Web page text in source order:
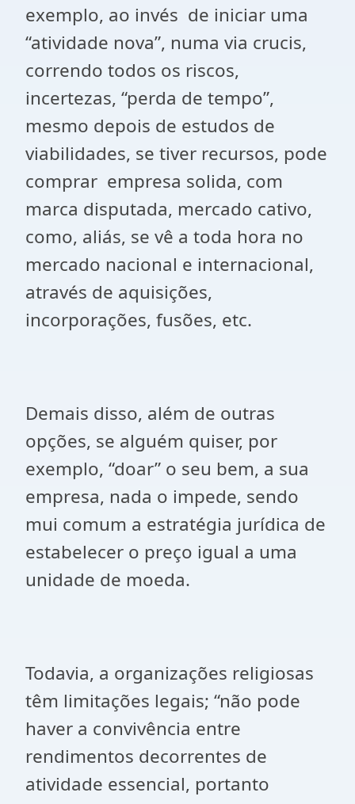
exemplo, ao invés de iniciar uma
“atividade nova”, numa via crucis,
correndo todos os riscos,
incertezas, “perda de tempo”,
mesmo depois de estudos de
viabilidades, se tiver recursos, pode
comprar empresa solida, com
marca disputada, mercado cativo,
como, aliás, se vê a toda hora no
mercado nacional e internacional,
através de aquisições,
incorporações, fusões, etc.
Demais disso, além de outras
opções, se alguém quiser, por
exemplo, “doar” o seu bem, a sua
empresa, nada o impede, sendo
mui comum a estratégia jurídica de
estabelecer o preço igual a uma
unidade de moeda.
Todavia, a organizações religiosas
têm limitações legais; “não pode
haver a convivência entre
rendimentos decorrentes de
atividade essencial, portanto